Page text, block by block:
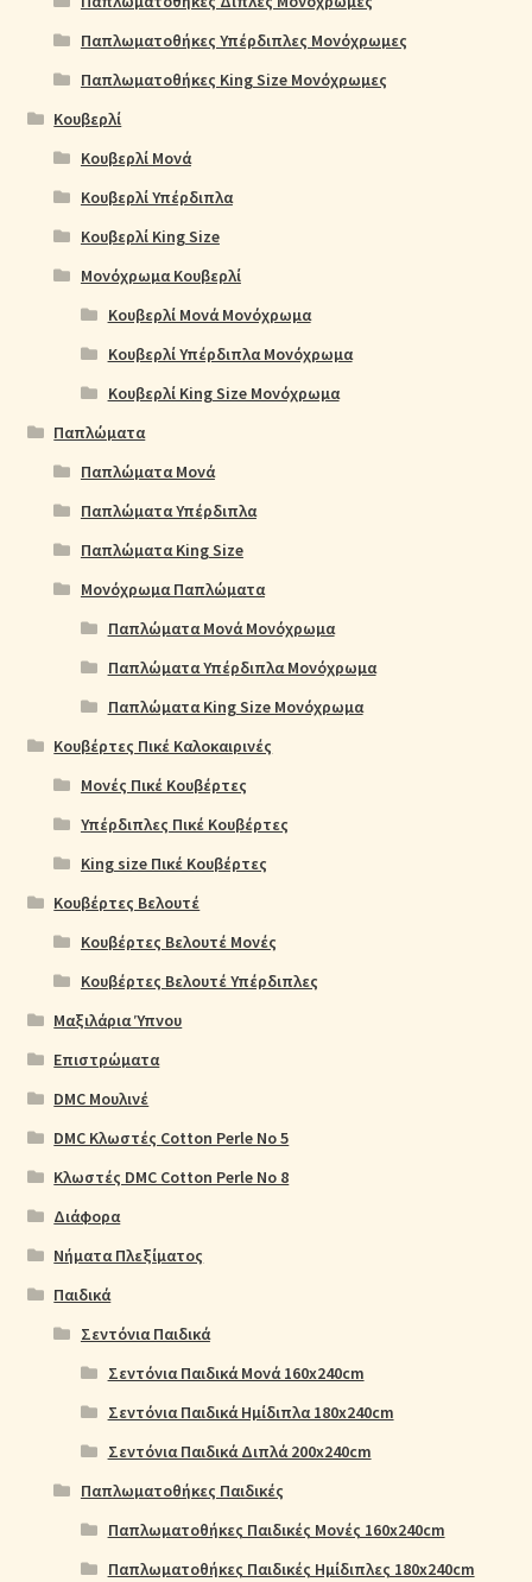
Παπλωματοθήκες Υπέρδιπλες Μονόχρωμες
Παπλωματοθήκες King Size Μονόχρωμες
Κουβερλί
Κουβερλί Μονά
Κουβερλί Υπέρδιπλα
Κουβερλί King Size
Μονόχρωμα Κουβερλί
Κουβερλί Μονά Μονόχρωμα
Κουβερλί Υπέρδιπλα Μονόχρωμα
Κουβερλί King Size Μονόχρωμα
Παπλώματα
Παπλώματα Μονά
Παπλώματα Υπέρδιπλα
Παπλώματα King Size
Μονόχρωμα Παπλώματα
Παπλώματα Μονά Μονόχρωμα
Παπλώματα Υπέρδιπλα Μονόχρωμα
Παπλώματα King Size Μονόχρωμα
Κουβέρτες Πικέ Καλοκαιρινές
Μονές Πικέ Κουβέρτες
Υπέρδιπλες Πικέ Κουβέρτες
King size Πικέ Κουβέρτες
Κουβέρτες Βελουτέ
Κουβέρτες Βελουτέ Μονές
Κουβέρτες Βελουτέ Υπέρδιπλες
Μαξιλάρια Ύπνου
Επιστρώματα
DMC Μουλινέ
DMC Κλωστές Cotton Perle No 5
Κλωστές DMC Cotton Perle No 8
Διάφορα
Νήματα Πλεξίματος
Παιδικά
Σεντόνια Παιδικά
Σεντόνια Παιδικά Μονά 160x240cm
Σεντόνια Παιδικά Ημίδιπλα 180x240cm
Σεντόνια Παιδικά Διπλά 200x240cm
Παπλωματοθήκες Παιδικές
Παπλωματοθήκες Παιδικές Μονές 160x240cm
Παπλωματοθήκες Παιδικές Ημίδιπλες 180x240cm